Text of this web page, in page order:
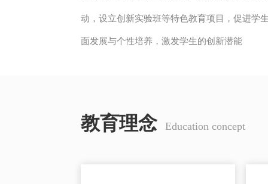
动，设立创新实验班等特色教育项目，促进学
面发展与个性培养，激发学生的创新潜能
教育理念 Education concept